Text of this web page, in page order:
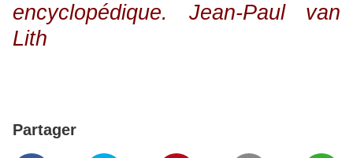
encyclopédique. Jean-Paul van
Lith
Partager